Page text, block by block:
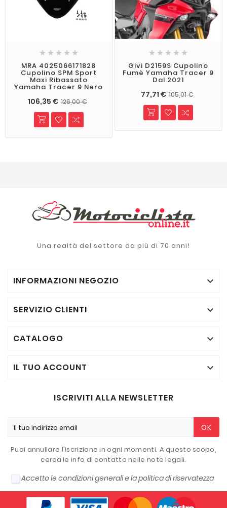
    
MRA 4025066171828
Cupolino SPM Sport
Maxi Ribassato
Yamaha Tracer 9 Nero
106,35 € 126,00 €
    
Givi D2159S Cupolino
Fumè Yamaha Tracer 9
Dal 2021
77,71 € 105,01 €
Una realtà del settore da più di 70 anni!
INFORMAZIONI NEGOZIO 
SERVIZIO CLIENTI 
CATALOGO 
IL TUO ACCOUNT 
ISCRIVITI ALLA NEWSLETTER
OK
Puoi annullare l'iscrizione in ogni momenti. A questo scopo,
cerca le info di contatto nelle note legali.
Accetto le condizioni generali e la politica di riservatezza